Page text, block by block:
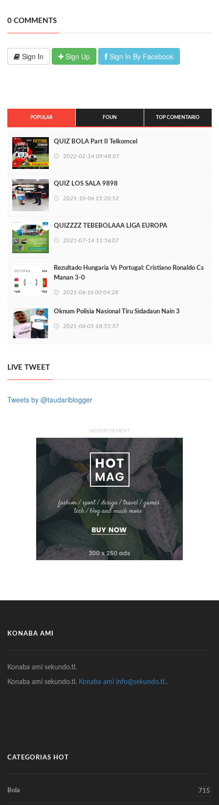
0 COMMENTS
Sign In Sign Up Sign In By Facebook
POPULAR FOUN TOP COMENTARIO
QUIZ BOLA Part II Telkomcel
2022-02-14 09:48:07
QUIZ LOS SALA 9898
2021-10-06 15:20:52
QUIZZZZ TEBEBOLAAA LIGA EUROPA
2021-07-14 11:56:07
Rezultado Hungaria Vs Portugal: Cristiano Ronaldo Cs
Manan 3-0
2021-06-16 00:04:28
Oknum Polisia Nasional Tiru Sidadaun Nain 3
2021-06-05 18:55:57
LIVE TWEET
Tweets by @taudariblogger
ADVERTISEMENT
KONABA AMI
Konaba ami sekundo.tl.
Konaba ami sekundo.tl. Konaba ami info@sekundo.tl..
CATEGORIAS HOT
Bola 715